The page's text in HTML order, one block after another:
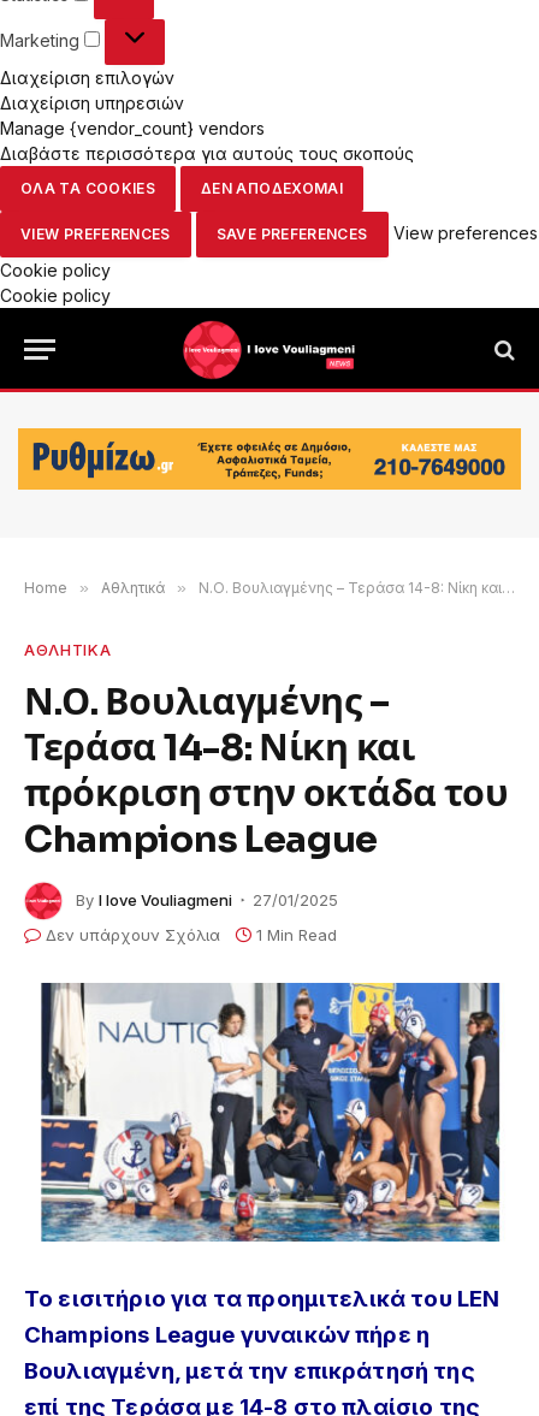
Marketing Marketing
Διαχείριση επιλογών
Διαχείριση υπηρεσιών
Manage {vendor_count} vendors
Διαβάστε περισσότερα για αυτούς τους σκοπούς
ΟΛΑ ΤΑ COOKIES ΔΕΝ ΑΠΟΔΕΧΟΜΑΙ
VIEW PREFERENCES SAVE PREFERENCES
View preferences
Cookie policy
Cookie policy
Home » Αθλητικά » Ν.Ο. Βουλιαγμένης – Τεράσα 14-8: Νίκη και πρόκριση στην οκτάδα του Champions League
ΑΘΛΗΤΙΚΑ
Ν.Ο. Βουλιαγμένης –
Τεράσα 14-8: Νίκη και
πρόκριση στην οκτάδα του
Champions League
By I love Vouliagmeni
27/01/2025
Δεν υπάρχουν Σχόλια
1 Min Read
Το εισιτήριο για τα προημιτελικά του LEN
Champions League γυναικών πήρε η
Βουλιαγμένη, μετά την επικράτησή της
επί της Τεράσα με 14-8 στο πλαίσιο της